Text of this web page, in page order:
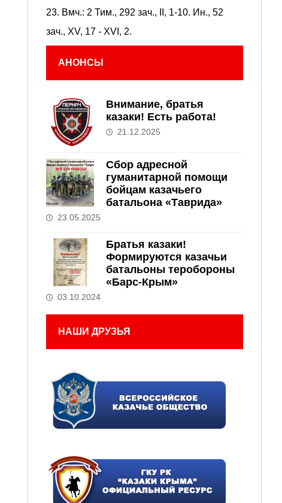
23. Вмч.: 2 Тим., 292 зач., II, 1-10. Ин., 52
зач., XV, 17 - XVI, 2.
АНОНСЫ
Внимание, братья
казаки! Есть работа!
21.12.2025
Сбор адресной
гуманитарной помощи
бойцам казачьего
батальона «Таврида»
23.05.2025
Братья казаки!
Формируются казачьи
батальоны теробороны
«Барс-Крым»
03.10.2024
НАШИ ДРУЗЬЯ